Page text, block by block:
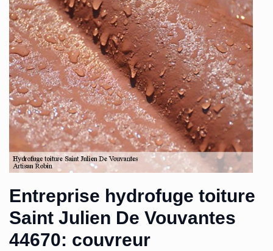
Entreprise hydrofuge toiture
Saint Julien De Vouvantes
44670: couvreur